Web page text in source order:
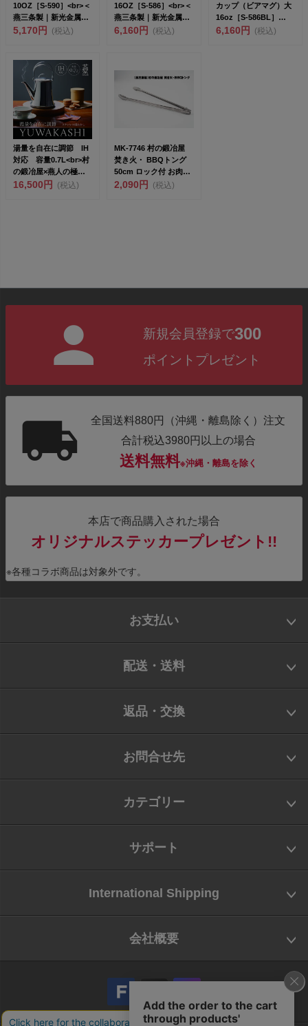
10OZ［S-590］<br>＜
燕三条製｜新光金属株
式...
5,170円 (税込)
16OZ［S-586］<br>＜
燕三条製｜新光金属株
式...
6,160円 (税込)
カップ（ビアマグ）大
16oz［S-586BL］
<br&...
6,160円 (税込)
湯量を自在に調節 IH
対応 容量0.7L<br>村
の鍛冶屋×燕人の極
K...
16,500円 (税込)
MK-7746 村の鍛冶屋
焚き火・ BBQトング
50cm ロック付 お肉は
もちろ...
2,090円 (税込)
新規会員登録で300
ポイントプレゼント
全国送料880円（沖縄・離島除く）注文
合計税込3980円以上の場合
送料無料※沖縄・離島を除く
本店で商品購入された場合
オリジナルステッカープレゼント!!
※各種コラボ商品は対象外です。
お支払い
配送・送料
返品・交換
お問合せ先
カテゴリー
サポート
International Shipping
会社概要